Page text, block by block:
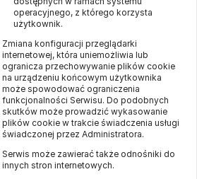
operacyjnego, z którego korzysta
użytkownik.
Zmiana konfiguracji przeglądarki
internetowej, która uniemożliwia lub
ogranicza przechowywanie plików cookie
na urządzeniu końcowym użytkownika
może spowodować ograniczenia
funkcjonalności Serwisu. Do podobnych
skutków może prowadzić wykasowanie
plików cookie w trakcie świadczenia usługi
świadczonej przez Administratora.
Serwis może zawierać także odnośniki do
innych stron internetowych.